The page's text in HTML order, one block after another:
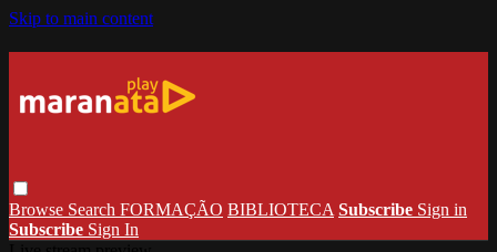
Skip to main content
Browse Search FORMAÇÃO BIBLIOTECA Subscribe Sign in
Subscribe Sign In